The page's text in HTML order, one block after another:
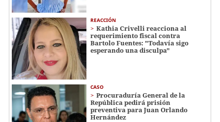
REACCIÓN
Kathia Crivelli reacciona al
requerimiento fiscal contra
Bartolo Fuentes: "Todavía sigo
esperando una disculpa"
CASO
Procuraduría General de la
República pedirá prisión
preventiva para Juan Orlando
Hernández